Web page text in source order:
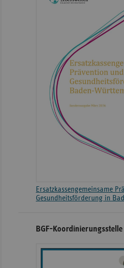
Ersatzkassengemeinsame
Gesundheitsförderung in
BGF-Koordinierungsstelle